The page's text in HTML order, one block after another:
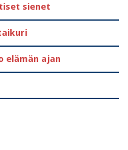
sienet
elämän ajan